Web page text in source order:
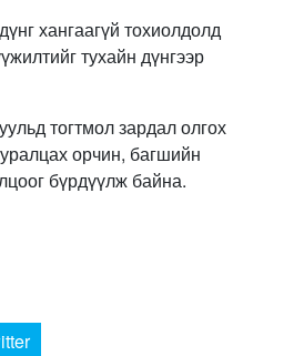
хангаагүй тохиолдолд
тухайн дүнгээр
тогтмол зардал олгох
орчин, багшийн
бүрдүүлж байна.